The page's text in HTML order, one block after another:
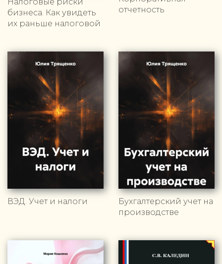
бизнеса. Как увидеть
их раньше налоговой
отчетность
ВЭД. Учет и налоги
Бухгалтерский учет на
производстве